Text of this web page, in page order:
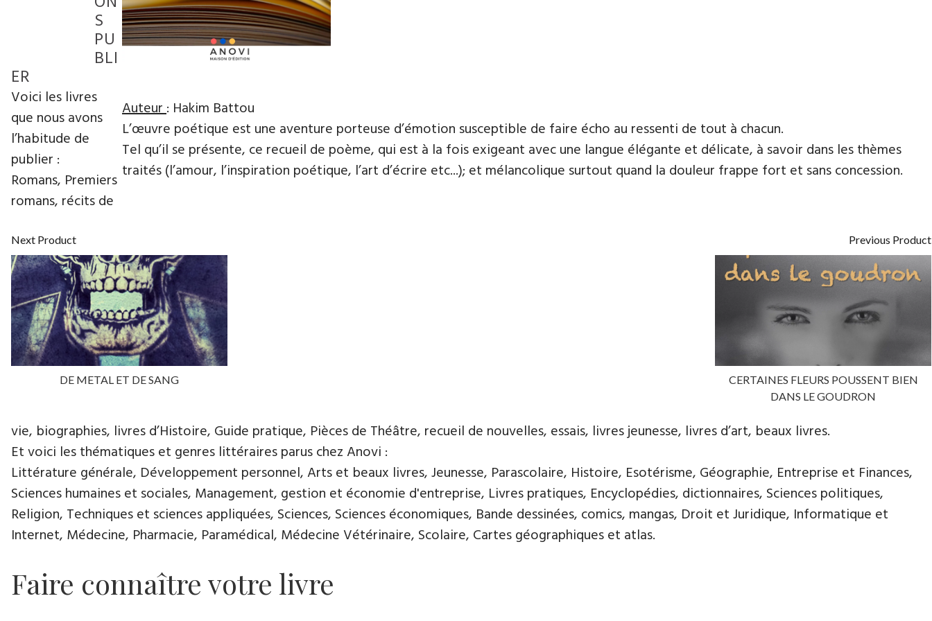
Auteur: Hakim Battou
L’œuvre poétique est une aventure porteuse d’émotion susceptible de faire écho au ressenti de tout à chacun.
Tel qu’il se présente, ce recueil de poème, qui est à la fois exigeant avec une langue élégante et délicate, à savoir dans les thèmes
traités (l’amour, l’inspiration poétique, l’art d’écrire etc...); et mélancolique surtout quand la douleur frappe fort et sans concession.
Next Product
DE METAL ET DE SANG
Previous Product
CERTAINES FLEURS POUSSENT BIEN
DANS LE GOUDRON
S
PU
BLI
ER
Voici les livres
que nous avons
l’habitude de
publier :
Romans, Premiers
romans, récits de
vie, biographies, livres d’Histoire, Guide pratique, Pièces de Théâtre, recueil de nouvelles, essais, livres jeunesse, livres d’art, beaux livres.
Et voici les thématiques et genres littéraires parus chez Anovi :
Littérature générale, Développement personnel, Arts et beaux livres, Jeunesse, Parascolaire, Histoire, Esotérisme, Géographie, Entreprise et Finances,
Sciences humaines et sociales, Management, gestion et économie d'entreprise, Livres pratiques, Encyclopédies, dictionnaires, Sciences politiques,
Religion, Techniques et sciences appliquées, Sciences, Sciences économiques, Bande dessinées, comics, mangas, Droit et Juridique, Informatique et
Internet, Médecine, Pharmacie, Paramédical, Médecine Vétérinaire, Scolaire, Cartes géographiques et atlas.
Faire connaître votre livre